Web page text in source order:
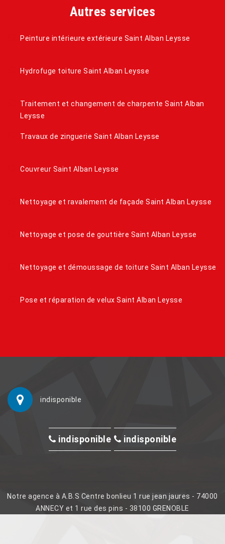
Autres services
Peinture intérieure extérieure Saint Alban Leysse
Hydrofuge toiture Saint Alban Leysse
Traitement et changement de charpente Saint Alban
Leysse
Travaux de zinguerie Saint Alban Leysse
Couvreur Saint Alban Leysse
Nettoyage et ravalement de façade Saint Alban Leysse
Nettoyage et pose de gouttière Saint Alban Leysse
Nettoyage et démoussage de toiture Saint Alban Leysse
Pose et réparation de velux Saint Alban Leysse
indisponible
indisponible indisponible
Notre agence à A.B.S Centre bonlieu 1 rue jean jaures - 74000
ANNECY et 1 rue des pins - 38100 GRENOBLE